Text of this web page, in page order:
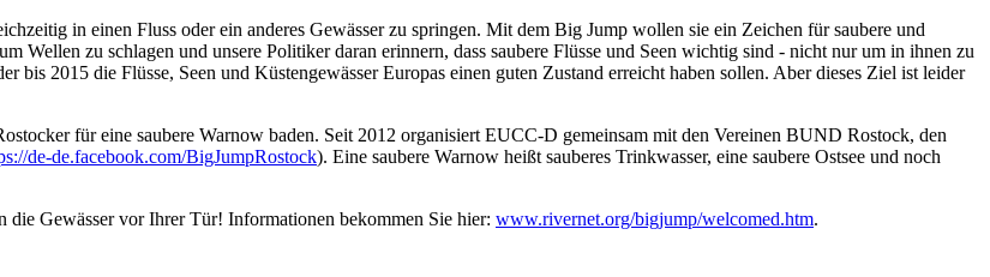
in einen Fluss oder ein anderes Gewässer zu springen. Mit dem Big Jump wollen sie ein Zeichen für saubere und
Wellen zu schlagen und unsere Politiker daran erinnern, dass saubere Flüsse und Seen wichtig sind - nicht nur um in ihnen zu
bis 2015 die Flüsse, Seen und Küstengewässer Europas einen guten Zustand erreicht haben sollen. Aber dieses Ziel ist leider
für eine saubere Warnow baden. Seit 2012 organisiert EUCC-D gemeinsam mit den Vereinen BUND Rostock, den
de-de.facebook.com/BigJumpRostock). Eine saubere Warnow heißt sauberes Trinkwasser, eine saubere Ostsee und noch
Gewässer vor Ihrer Tür! Informationen bekommen Sie hier: www.rivernet.org/bigjump/welcomed.htm.